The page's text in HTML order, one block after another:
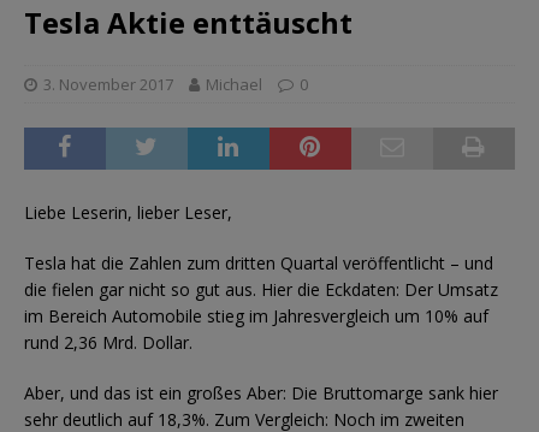
Tesla Aktie enttäuscht
3. November 2017 Michael 0
Liebe Leserin, lieber Leser,
Tesla hat die Zahlen zum dritten Quartal veröffentlicht – und
die fielen gar nicht so gut aus. Hier die Eckdaten: Der Umsatz
im Bereich Automobile stieg im Jahresvergleich um 10% auf
rund 2,36 Mrd. Dollar.
Aber, und das ist ein großes Aber: Die Bruttomarge sank hier
sehr deutlich auf 18,3%. Zum Vergleich: Noch im zweiten